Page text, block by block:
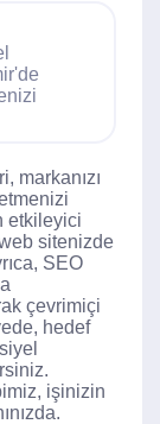
markanızı
etkileyici
sitenizde
SEO
çevrimiçi
hedef
işinizin